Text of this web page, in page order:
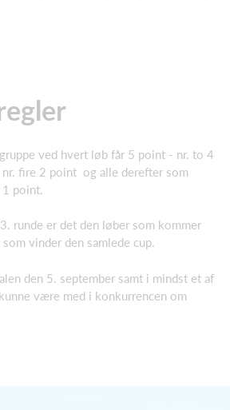
ved hvert løb får 5 point - nr. to 4
fire 2 point og alle derefter som
point.
runde er det den løber som kommer
vinder den samlede cup.
den 5. september samt i mindst et af
være med i konkurrencen om